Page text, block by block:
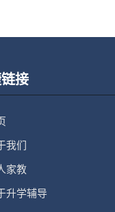
接
我们
家教
升学辅导